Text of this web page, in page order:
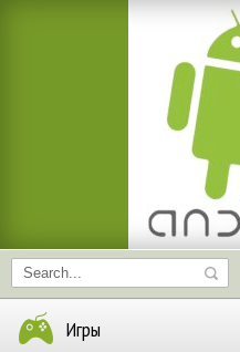
Игры